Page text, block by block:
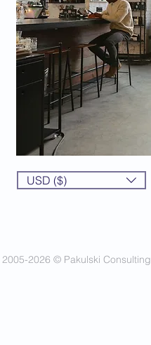
USD ($)
2005-2026 © Pakulski Consulting